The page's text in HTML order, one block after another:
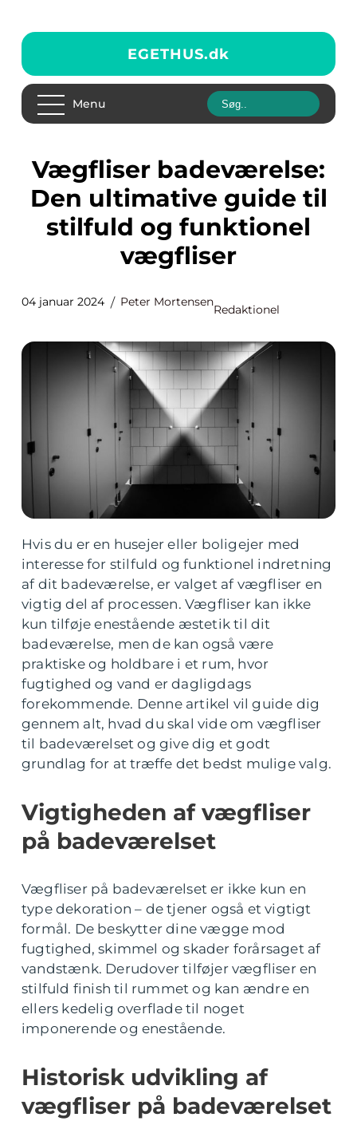
EGETHUS.dk
Menu
Vægfliser badeværelse:
Den ultimative guide til
stilfuld og funktionel
vægfliser
04 januar 2024 Peter Mortensen
Redaktionel
Hvis du er en husejer eller boligejer med
interesse for stilfuld og funktionel indretning
af dit badeværelse, er valget af vægfliser en
vigtig del af processen. Vægfliser kan ikke
kun tilføje enestående æstetik til dit
badeværelse, men de kan også være
praktiske og holdbare i et rum, hvor
fugtighed og vand er dagligdags
forekommende. Denne artikel vil guide dig
gennem alt, hvad du skal vide om vægfliser
til badeværelset og give dig et godt
grundlag for at træffe det bedst mulige valg.
Vigtigheden af vægfliser
på badeværelset
Vægfliser på badeværelset er ikke kun en
type dekoration – de tjener også et vigtigt
formål. De beskytter dine vægge mod
fugtighed, skimmel og skader forårsaget af
vandstænk. Derudover tilføjer vægfliser en
stilfuld finish til rummet og kan ændre en
ellers kedelig overflade til noget
imponerende og enestående.
Historisk udvikling af
vægfliser på badeværelset